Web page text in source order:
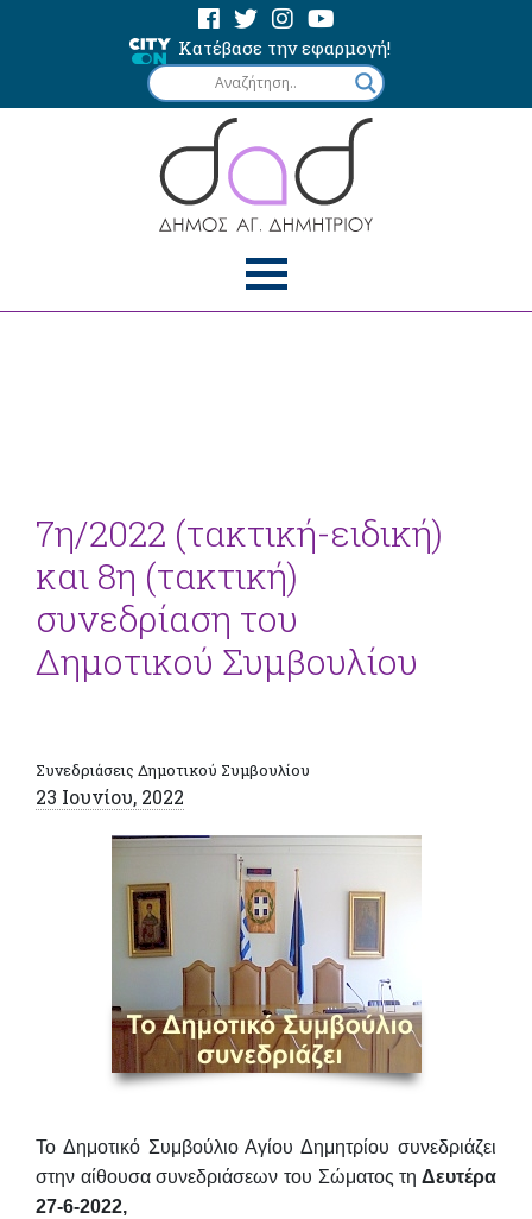
Κατέβασε την εφαρμογή!
7η/2022 (τακτική-ειδική)
και 8η (τακτική)
συνεδρίαση του
Δημοτικού Συμβουλίου
Συνεδριάσεις Δημοτικού Συμβουλίου
23 Ιουνίου, 2022
Το Δημοτικό Συμβούλιο Αγίου Δημητρίου συνεδριάζει
στην αίθουσα συνεδριάσεων του Σώματοςτη Δευτέρα
27-6-2022,